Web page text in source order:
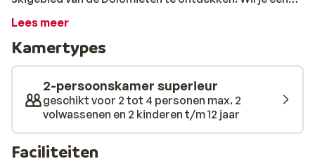
iets anders dan skiën of snowboarden? Ook de entree
verblijf in Hotel Alaska. Door het vriendelijke personeel
en de goede verzorging voel je je hier helemaal thuis.
Daarbij verblijf je in een mooie hotelkamer met een
balkon en fijne faciliteiten. Voor een welverdiende
wintersportvakantie zit je in Hotel Alaska goed!
Lees meer
Kamertypes
2-persoonskamer superieur
geschikt voor 2 tot 4 personen max. 2
volwassenen en 2 kinderen t/m 12 jaar
Faciliteiten